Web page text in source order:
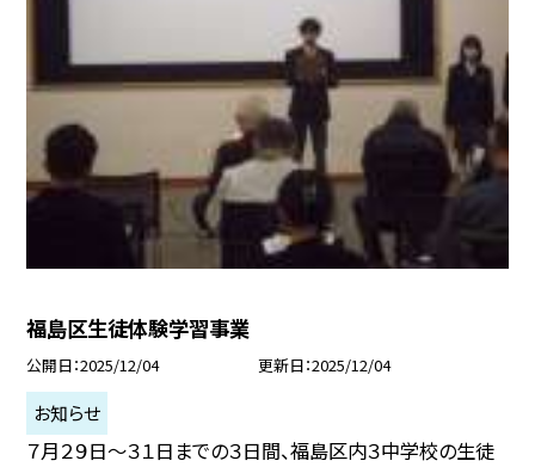
福島区生徒体験学習事業
公開日 2025/12/04 更新日 2025/12/04
お知らせ
７月２９日〜３１日までの３日間、福島区内３中学校の生徒